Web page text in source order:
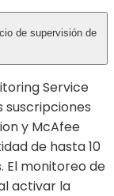
de supervisión de
Service
suscripciones
y McAfee
de hasta 10
El monitoreo de
activar la